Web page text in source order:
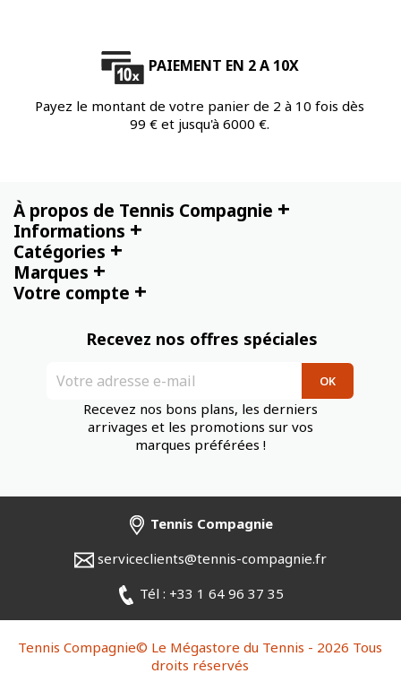
PAIEMENT EN 2 A 10X
Payez le montant de votre panier de 2 à 10 fois dès
99 € et jusqu'à 6000 €.
À propos de Tennis Compagnie +
Informations +
Catégories +
Marques +
Votre compte +
Recevez nos offres spéciales
Recevez nos bons plans, les derniers
arrivages et les promotions sur vos
marques préférées !
Tennis Compagnie
serviceclients@tennis-compagnie.fr
Tél : +33 1 64 96 37 35
Tennis Compagnie© Le Mégastore du Tennis - 2026 Tous
droits réservés